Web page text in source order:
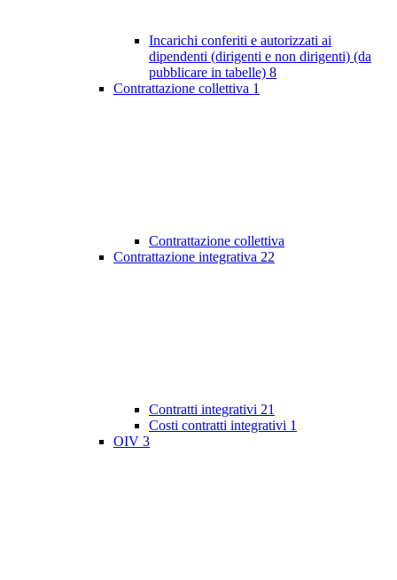
Incarichi conferiti e autorizzati ai
dipendenti (dirigenti e non dirigenti) (da
pubblicare in tabelle) 8
Contrattazione collettiva 1
Contrattazione collettiva
Contrattazione integrativa 22
Contratti integrativi 21
Costi contratti integrativi 1
OIV 3